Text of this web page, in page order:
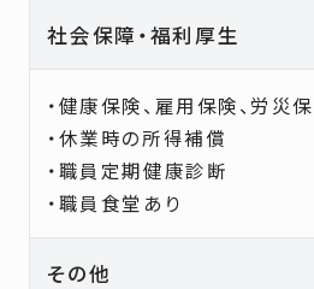
社会保障・福利厚生
・健康保険、雇用保険、労災
・休業時の所得補償
・職員定期健康診断
・職員食堂あり
その他